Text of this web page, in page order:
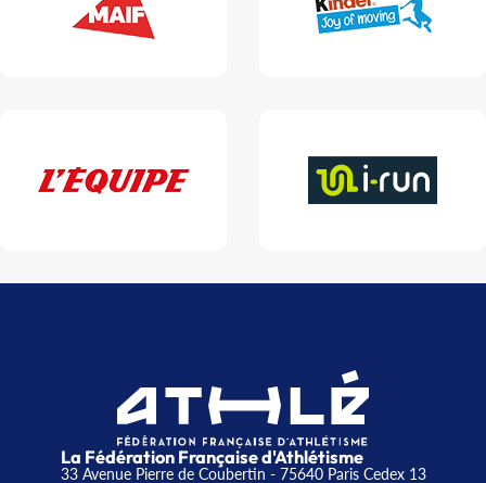
La Fédération Française d'Athlétisme
33 Avenue Pierre de Coubertin - 75640 Paris Cedex 13